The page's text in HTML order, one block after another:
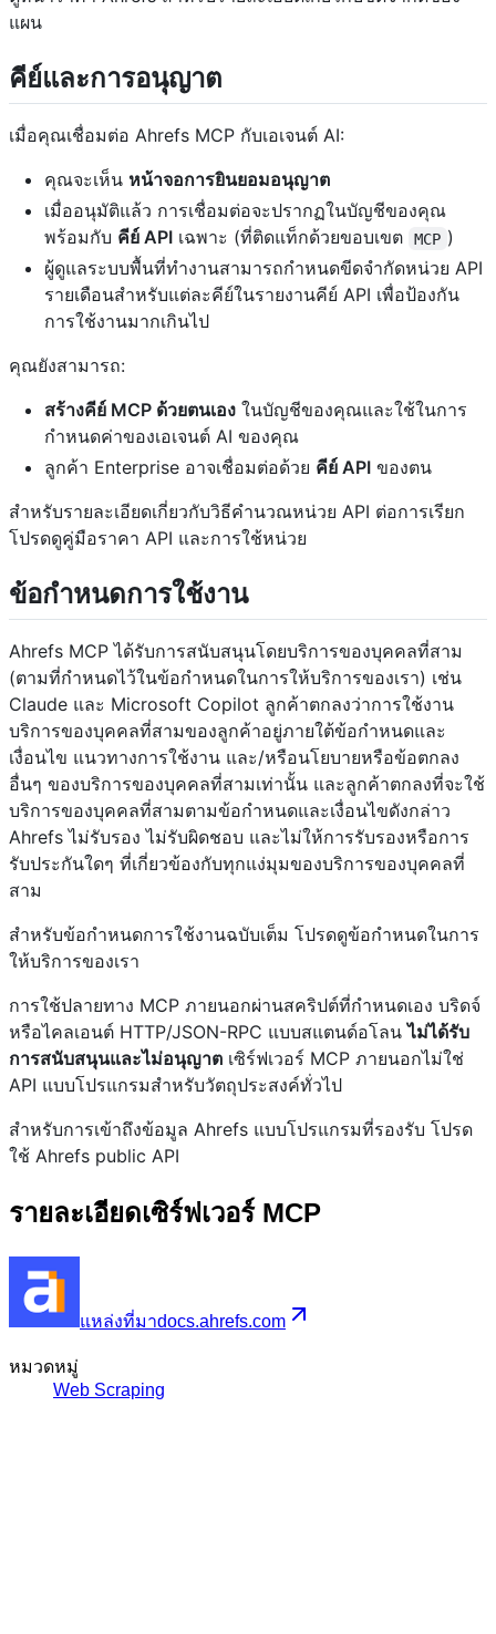
แผน
คีย์และการอนุญาต
เมื่อคุณเชื่อมต่อ Ahrefs MCP กับเอเจนต์ AI:
คุณจะเห็น หน้าจอการยินยอมอนุญาต
เมื่ออนุมัติแล้ว การเชื่อมต่อจะปรากฏในบัญชีของคุณ
พร้อมกับ คีย์ API เฉพาะ (ที่ติดแท็กด้วยขอบเขต MCP )
ผู้ดูแลระบบพื้นที่ทำงานสามารถกำหนดขีดจำกัดหน่วย API
รายเดือนสำหรับแต่ละคีย์ในรายงานคีย์ API เพื่อป้องกัน
การใช้งานมากเกินไป
คุณยังสามารถ:
สร้างคีย์ MCP ด้วยตนเอง ในบัญชีของคุณและใช้ในการ
กำหนดค่าของเอเจนต์ AI ของคุณ
ลูกค้า Enterprise อาจเชื่อมต่อด้วย คีย์ API ของตน
สำหรับรายละเอียดเกี่ยวกับวิธีคำนวณหน่วย API ต่อการเรียก
โปรดดูคู่มือราคา API และการใช้หน่วย
ข้อกำหนดการใช้งาน
Ahrefs MCP ได้รับการสนับสนุนโดยบริการของบุคคลที่สาม
(ตามที่กำหนดไว้ในข้อกำหนดในการให้บริการของเรา) เช่น
Claude และ Microsoft Copilot ลูกค้าตกลงว่าการใช้งาน
บริการของบุคคลที่สามของลูกค้าอยู่ภายใต้ข้อกำหนดและ
เงื่อนไข แนวทางการใช้งาน และ/หรือนโยบายหรือข้อตกลง
อื่นๆ ของบริการของบุคคลที่สามเท่านั้น และลูกค้าตกลงที่จะใช้
บริการของบุคคลที่สามตามข้อกำหนดและเงื่อนไขดังกล่าว
Ahrefs ไม่รับรอง ไม่รับผิดชอบ และไม่ให้การรับรองหรือการ
รับประกันใดๆ ที่เกี่ยวข้องกับทุกแง่มุมของบริการของบุคคลที่
สาม
สำหรับข้อกำหนดการใช้งานฉบับเต็ม โปรดดูข้อกำหนดในการ
ให้บริการของเรา
การใช้ปลายทาง MCP ภายนอกผ่านสคริปต์ที่กำหนดเอง บริดจ์
หรือไคลเอนต์ HTTP/JSON-RPC แบบสแตนด์อโลนไม่ได้รับ
การสนับสนุนและไม่อนุญาต เซิร์ฟเวอร์ MCP ภายนอกไม่ใช่
API แบบโปรแกรมสำหรับวัตถุประสงค์ทั่วไป
สำหรับการเข้าถึงข้อมูล Ahrefs แบบโปรแกรมที่รองรับ โปรด
ใช้ Ahrefs public API
รายละเอียดเซิร์ฟเวอร์ MCP
แหล่งที่มาdocs.ahrefs.com
หมวดหมู่
Web Scraping